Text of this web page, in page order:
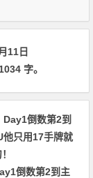
11日
字。
倒数第2到主